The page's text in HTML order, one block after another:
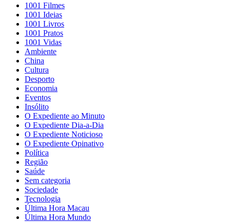
1001 Filmes
1001 Ideias
1001 Livros
1001 Pratos
1001 Vidas
Ambiente
China
Cultura
Desporto
Economia
Eventos
Insólito
O Expediente ao Minuto
O Expediente Dia-a-Dia
O Expediente Noticioso
O Expediente Opinativo
Política
Região
Saúde
Sem categoria
Sociedade
Tecnologia
Última Hora Macau
Última Hora Mundo